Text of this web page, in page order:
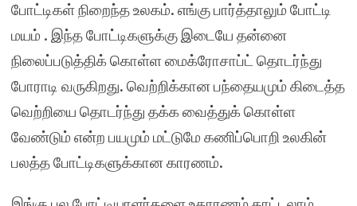
போட்டிகள் நிறைந்த உலகம். எங்கு பார்த்தாலும் போட்டி
மயம் . இந்த போட்டிகளுக்கு இடையே தன்னை
நிலைப்படுத்திக் கொள்ள மைக்ரோசாப்ட் தொடர்ந்து
போராடி வருகிறது. வெற்றிக்கான பந்தையமும் கிடைத்த
வெற்றியை தொடர்ந்து தக்க வைத்துக் கொள்ள
வேண்டும் என்ற பயமும் மட்டுமே கணிப்பொறி உலகின்
பலத்த போட்டிகளுக்கான காரணம்.